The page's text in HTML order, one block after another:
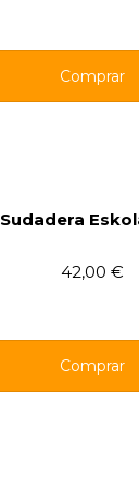
Comprar
Sudadera
42,00 €
Comprar